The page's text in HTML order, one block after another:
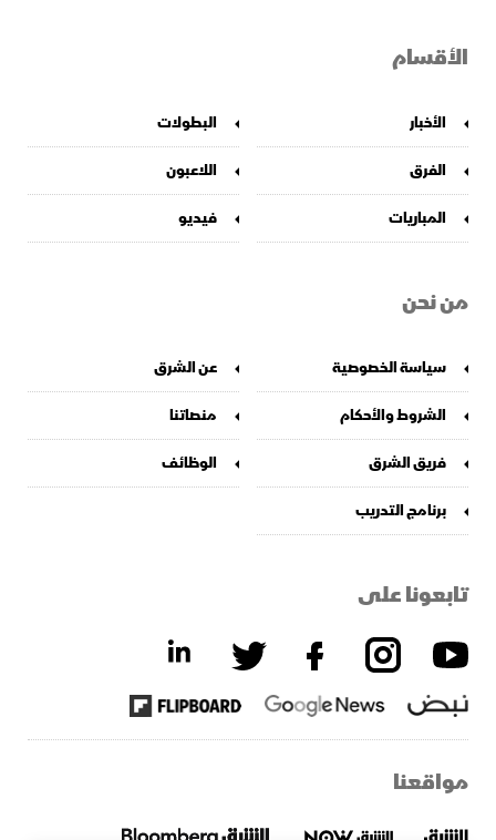
الأقسام
الأخبار
البطولات
الفرق
اللاعبون
المباريات
فيديو
من نحن
سياسة الخصوصية
عن الشرق
الشروط والأحكام
منصاتنا
فريق الشرق
الوظائف
برنامج التدريب
تابعونا على
مواقعنا